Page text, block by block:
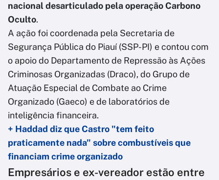
nacional desarticulado pela operação Carbono
Oculto.
A ação foi coordenada pela Secretaria de
Segurança Pública do Piauí (SSP-PI) e contou com
o apoio do Departamento de Repressão às Ações
Criminosas Organizadas (Draco), do Grupo de
Atuação Especial de Combate ao Crime
Organizado (Gaeco) e de laboratórios de
inteligência financeira.
+ Haddad diz que Castro "tem feito
praticamente nada" sobre combustíveis que
financiam crime organizado
Empresários e ex-vereador estão entre